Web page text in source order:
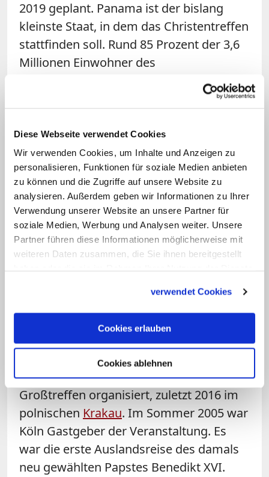
Diese Webseite verwendet Cookies
Wir verwenden Cookies, um Inhalte und Anzeigen zu
personalisieren, Funktionen für soziale Medien anbieten
zu können und die Zugriffe auf unsere Website zu
analysieren. Außerdem geben wir Informationen zu Ihrer
Verwendung unserer Website an unsere Partner für
soziale Medien, Werbung und Analysen weiter. Unsere
Partner führen diese Informationen möglicherweise mit
weiteren Daten zusammen, die Sie ihnen bereitgestellt
verwendet Cookies
Cookies erlauben
Cookies ablehnen
2019 geplant. Panama ist der bislang
kleinste Staat, in dem das Christentreffen
stattfinden soll. Rund 85 Prozent der 3,6
Millionen Einwohner des
mittelamerikanischen Landes sind
lateinamerikanisches Land Gastgeber.
Der WJT wird von der katholischen Kirche
ausgerichtet und geht auf eine Initiative
von PapstJohannes Paul II.(1978-2005)
zurück. Das jeweilige katholische
Kirchenoberhaupt lädt jährlich junge
Christen aller Erdteile zu einem Treffen
Im Wechsel werden die Weltjugendtage
in kleinerem Rahmen in den Bistümern
vor Ort und dann wieder als weltweites
Großtreffen organisiert, zuletzt 2016 im
polnischen Krakau. Im Sommer 2005 war
Köln Gastgeber der Veranstaltung. Es
war die erste Auslandsreise des damals
neu gewählten Papstes Benedikt XVI.